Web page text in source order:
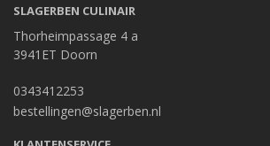
SLAGERBEN CULINAIR
Thorheimpassage 4 a
3941ET Doorn
0343412253
bestellingen@slagerben.nl